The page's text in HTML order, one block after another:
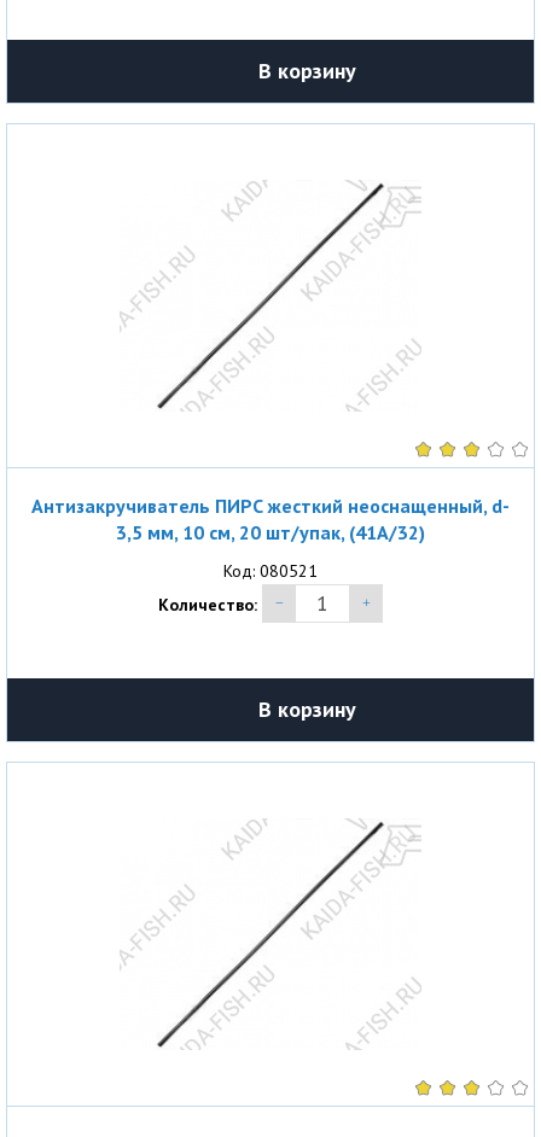
В корзину
Антизакручиватель ПИРС жесткий неоснащенный, d-
3,5 мм, 10 см, 20 шт/упак, (41A/32)
Код: 080521
Количество:
В корзину